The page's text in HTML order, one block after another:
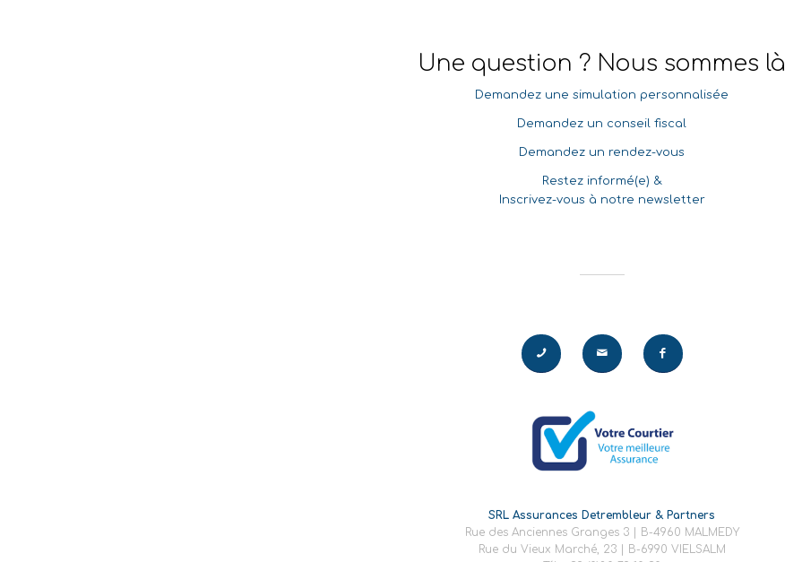
Une question ? Nous sommes là
Demandez une simulation personnalisée
Demandez un conseil fiscal
Demandez un rendez-vous
Restez informé(e) &
Inscrivez-vous à notre newsletter
SRL Assurances Detrembleur & Partners
Rue des Anciennes Granges 3 | B-4960 MALMEDY
Rue du Vieux Marché, 23 | B-6990 VIELSALM